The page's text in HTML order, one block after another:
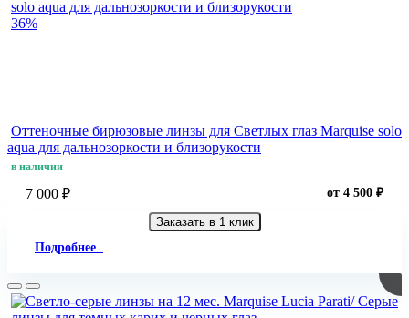
36%
Оттеночные бирюзовые линзы для Светлых глаз Marquise solo
aqua для дальнозоркости и близорукости
в наличии
7 000 ₽ от 4 500 ₽
Заказать в 1 клик
Подробнее